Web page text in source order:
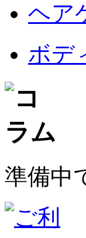
ヘア
ボデ
準備中